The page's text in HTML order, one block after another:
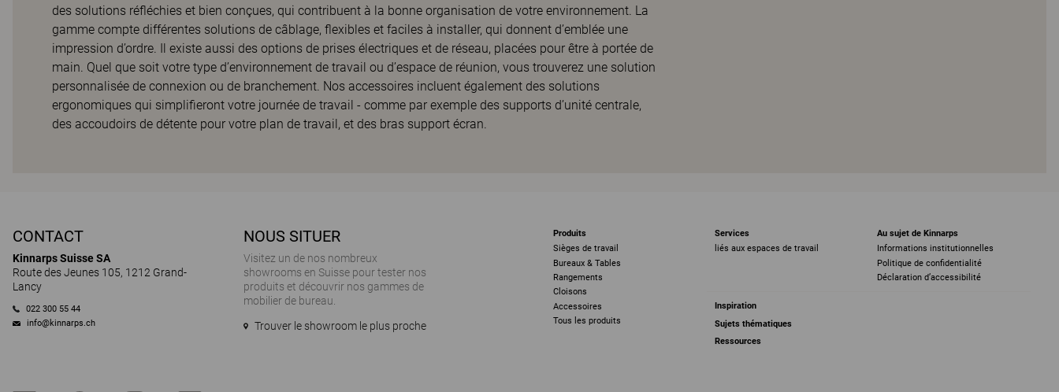
des solutions réfléchies et bien conçues, qui contribuent à la bonne organisation de votre environnement. La
gamme compte différentes solutions de câblage, flexibles et faciles à installer, qui donnent d’emblée une
impression d’ordre. Il existe aussi des options de prises électriques et de réseau, placées pour être à portée de
main. Quel que soit votre type d’environnement de travail ou d’espace de réunion, vous trouverez une solution
personnalisée de connexion ou de branchement. Nos accessoires incluent également des solutions
ergonomiques qui simplifieront votre journée de travail - comme par exemple des supports d’unité centrale,
des accoudoirs de détente pour votre plan de travail, et des bras support écran.
CONTACT
Kinnarps Suisse SA
Route des Jeunes 105, 1212 Grand-
Lancy
022 300 55 44
info@kinnarps.ch
NOUS SITUER
Visitez un de nos nombreux
showrooms en Suisse pour tester nos
produits et découvrir nos gammes de
mobilier de bureau.
Trouver le showroom le plus proche
Produits
Sièges de travail
Bureaux & Tables
Rangements
Cloisons
Accessoires
Tous les produits
Services
liés aux espaces de travail
Au sujet de Kinnarps
Informations institutionnelles
Politique de confidentialité
Déclaration d’accessibilité
Inspiration
Sujets thématiques
Ressources